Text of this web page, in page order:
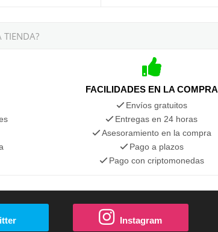
TIENDA?
FACILIDADES EN LA COMPRA
Envíos gratuitos
Entregas en 24 horas
Asesoramiento en la compra
Pago a plazos
Pago con criptomonedas
Instagram